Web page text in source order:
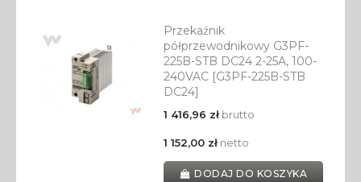
Przekaźnik
półprzewodnikowy G3PF-
225B-STB DC24 2-25A, 100-
240VAC [G3PF-225B-STB
DC24]
1 416,96 złbrutto
1 152,00 złnetto
DODAJ DO KOSZYKA